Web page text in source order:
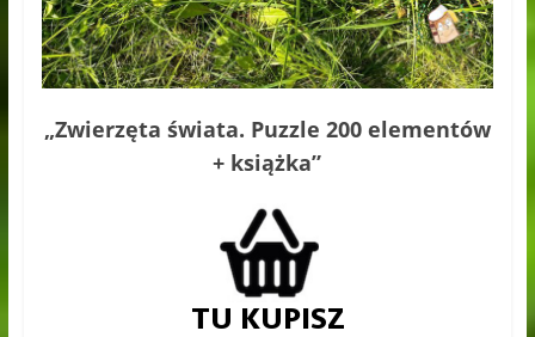
„Zwierzęta świata. Puzzle 200 elementów
+ książka”